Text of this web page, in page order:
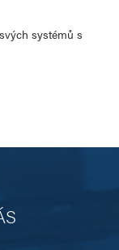
systémů s